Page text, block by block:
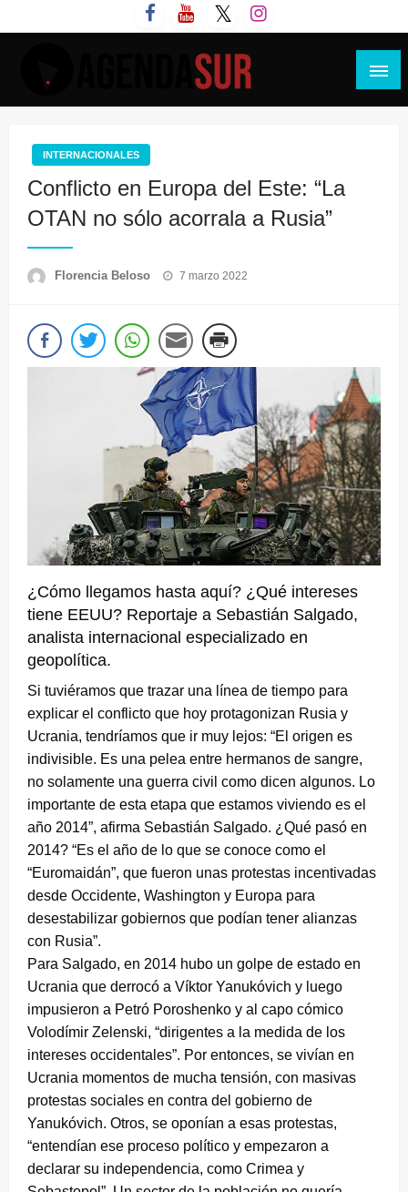
al
INTERNACIONALES
Conflicto en Europa del Este: “La
OTAN no sólo acorrala a Rusia”
Florencia Beloso
Publicado
7 marzo 2022
¿Cómo llegamos hasta aquí? ¿Qué intereses
tiene EEUU? Reportaje a Sebastián Salgado,
analista internacional especializado en
geopolítica.
Si tuviéramos que trazar una línea de tiempo para
explicar el conflicto que hoy protagonizan Rusia y
Ucrania, tendríamos que ir muy lejos: “El origen es
indivisible. Es una pelea entre hermanos de sangre,
no solamente una guerra civil como dicen algunos. Lo
importante de esta etapa que estamos viviendo es el
año 2014”, afirma Sebastián Salgado. ¿Qué pasó en
2014? “Es el año de lo que se conoce como el
“Euromaidán”, que fueron unas protestas incentivadas
desde Occidente, Washington y Europa para
desestabilizar gobiernos que podían tener alianzas
con Rusia”.
Para Salgado, en 2014 hubo un golpe de estado en
Ucrania que derrocó a Víktor Yanukóvich y luego
impusieron a Petró Poroshenko y al capo cómico
Volodímir Zelenski, “dirigentes a la medida de los
intereses occidentales”. Por entonces, se vivían en
Ucrania momentos de mucha tensión, con masivas
protestas sociales en contra del gobierno de
Yanukóvich. Otros, se oponían a esas protestas,
“entendían ese proceso político y empezaron a
declarar su independencia, como Crimea y